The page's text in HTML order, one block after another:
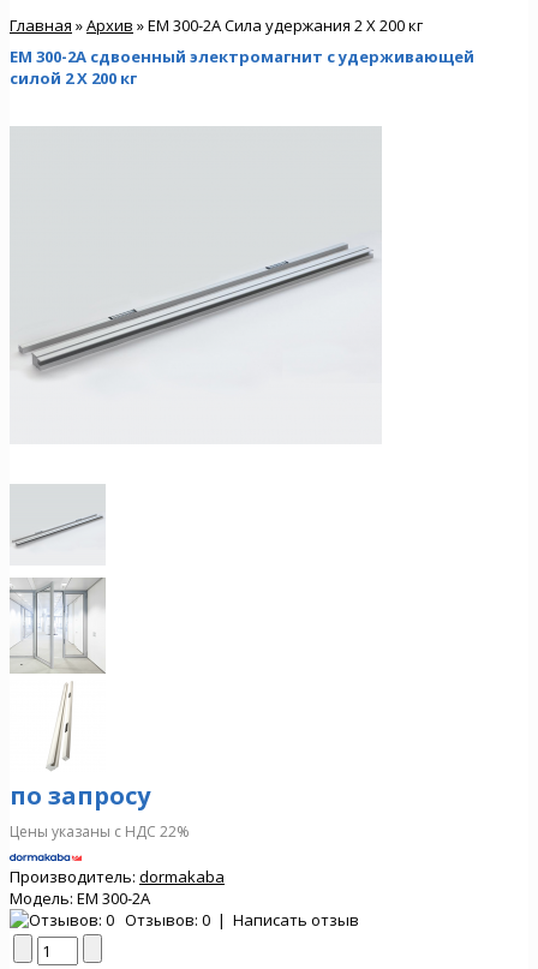
Главная »Архив » EM 300-2A Сила удержания 2 Х 200 кг
EM 300-2A сдвоенный электромагнит с удерживающей
силой 2 Х 200 кг
по запросу
Цены указаны с НДС 22%
Производитель: dormakaba
Модель: EM 300-2A
Отзывов: 0 | Написать отзыв